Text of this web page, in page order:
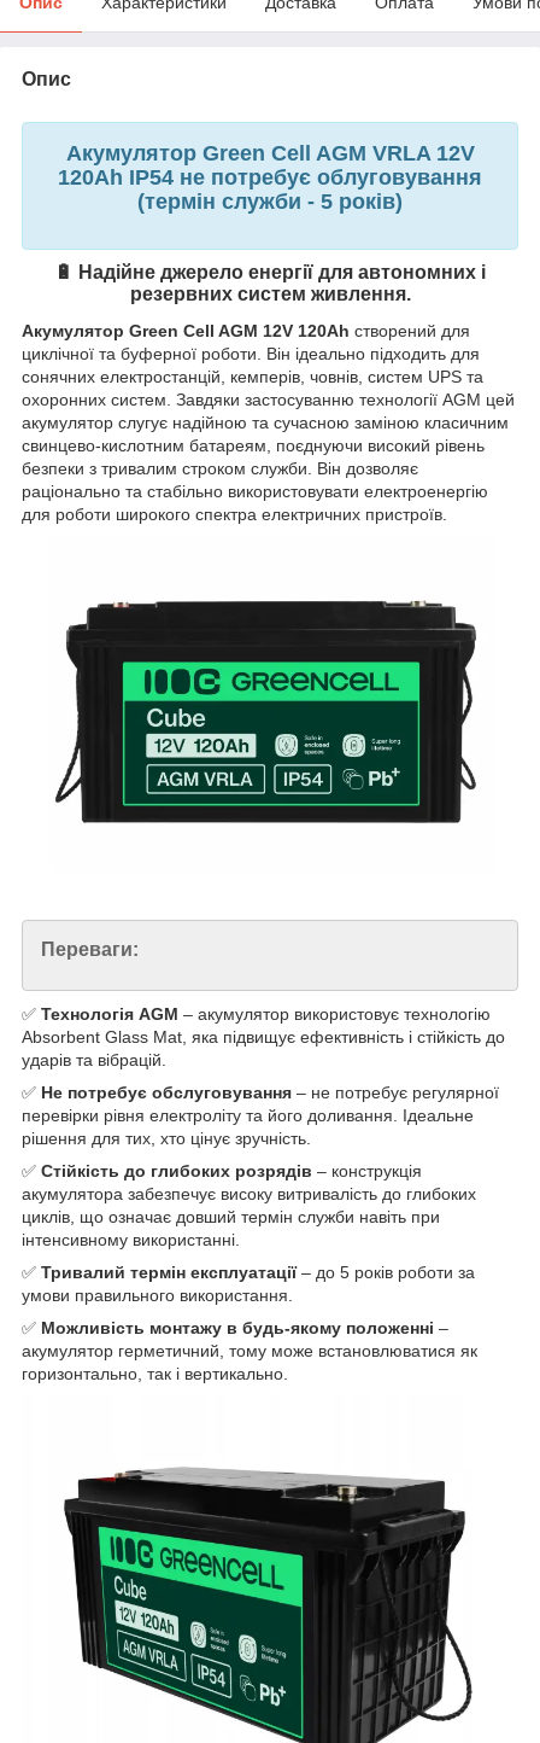
Опис
Акумулятор Green Cell AGM VRLA 12V
120Ah IP54 не потребує облуговування
(термін служби - 5 років)
🔋 Надійне джерело енергії для автономних і
резервних систем живлення.
Акумулятор Green Cell AGM 12V 120Ah створений для
циклічної та буферної роботи. Він ідеально підходить для
сонячних електростанцій, кемперів, човнів, систем UPS та
охоронних систем. Завдяки застосуванню технології AGM цей
акумулятор слугує надійною та сучасною заміною класичним
свинцево-кислотним батареям, поєднуючи високий рівень
безпеки з тривалим строком служби. Він дозволяє
раціонально та стабільно використовувати електроенергію
для роботи широкого спектра електричних пристроїв.
Переваги:
✅ Технологія AGM – акумулятор використовує технологію
Absorbent Glass Mat, яка підвищує ефективність і стійкість до
ударів та вібрацій.
✅ Не потребує обслуговування – не потребує регулярної
перевірки рівня електроліту та його доливання. Ідеальне
рішення для тих, хто цінує зручність.
✅ Стійкість до глибоких розрядів – конструкція
акумулятора забезпечує високу витривалість до глибоких
циклів, що означає довший термін служби навіть при
інтенсивному використанні.
✅ Тривалий термін експлуатації– до 5 років роботи за
умови правильного використання.
✅ Можливість монтажу в будь-якому положенні –
акумулятор герметичний, тому може встановлюватися як
горизонтально, так і вертикально.